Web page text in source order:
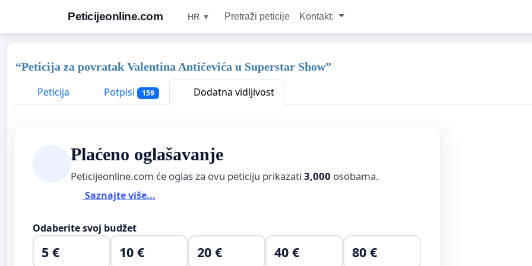
Peticijeonline.com HR ▼ Pretraži peticije Kontakt:
“Peticija za povratak Valentina Antičevića u Superstar Show”
Peticija
Potpisi 159 Dodatna vidljivost
Plaćeno oglašavanje
Peticijeonline.com će oglas za ovu peticiju prikazati 3,000 osobama.
Saznajte više...
Odaberite svoj budžet
5 € 10 € 20 € 40 € 80 €